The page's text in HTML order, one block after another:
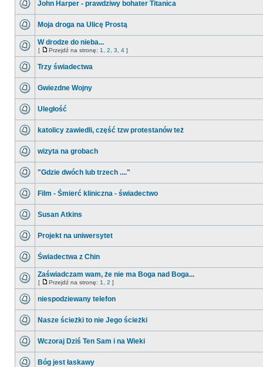
John Harper - prawdziwy bohater Titanica
Moja droga na Ulicę Prostą
W drodze do nieba...
[ Przejdź na stronę: 1 2 3 4 ]
Trzy świadectwa
Gwiezdne Wojny
Uległość
katolicy zawiedli, część tzw protestanów też
wizyta na grobach
"Gdzie dwóch lub trzech ...."
Film - Śmierć kliniczna - świadectwo
Susan Atkins
Projekt na uniwersytet
Świadectwa z Chin
Zaświadczam wam, że nie ma Boga nad Boga...
[ Przejdź na stronę: 1 2 ]
niespodziewany telefon
Nasze ścieżki to nie Jego ścieżki
Wczoraj Dziś Ten Sam i na Wieki
Bóg jest łaskawy